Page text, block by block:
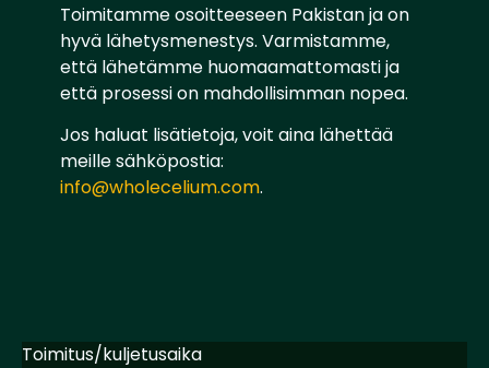
Toimitamme osoitteeseen Pakistan ja on
hyvä lähetysmenestys. Varmistamme,
että lähetämme huomaamattomasti ja
että prosessi on mahdollisimman nopea.
Jos haluat lisätietoja, voit aina lähettää
meille sähköpostia:
info@wholecelium.com.
Toimitus/kuljetusaika